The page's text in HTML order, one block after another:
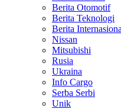
Berita Otomotif
Berita Teknologi
Berita
Nissan
Mitsubishi
Rusia
Ukraina
Info Cargo
Serba Serbi
Unik